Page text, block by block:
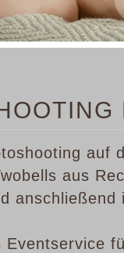
auf
aus
Eventservice